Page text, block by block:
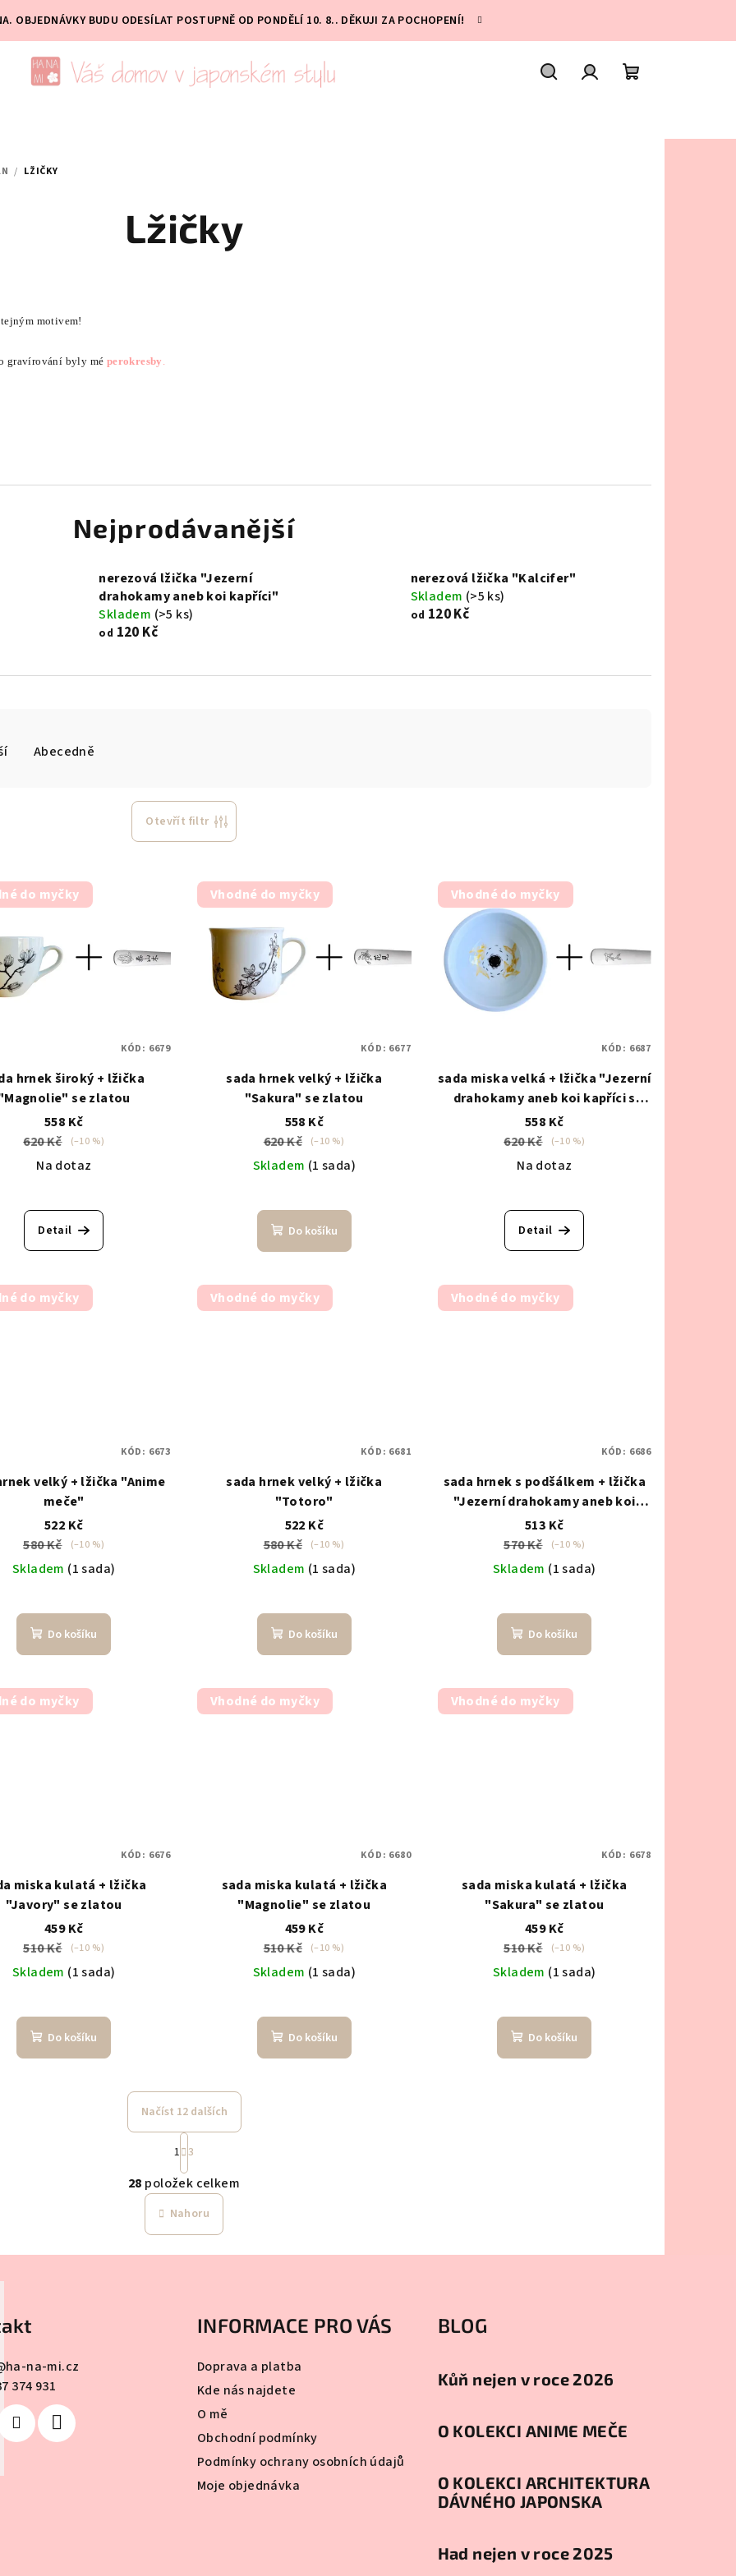
OBJEDNÁVKY BUDU ODESÍLAT POSTUPNĚ OD PONDĚLÍ 10. 8.. DĚKUJI ZA POCHOPENÍ!
košík
/ LŽIČKY
Lžičky
motivem!
gravírování byly mé perokresby .
Nejprodávanější
nerezová lžička "Jezerní
drahokamy aneb koi kapříci"
Skladem (>5 ks)
od 120 Kč
nerezová lžička "Kalcifer"
Skladem (>5 ks)
od 120 Kč
Abecedně
Otevřít filtr
do myčky
hrnek široký + lžička
se zlatou
558 Kč
620 Kč
(–10 %)
Na dotaz
Detail
KÓD: 6679
Vhodné do myčky
sada hrnek velký + lžička
"Sakura" se zlatou
558 Kč
620 Kč
(–10 %)
Skladem (1 sada)
Do košíku
KÓD: 6677
Vhodné do myčky
sada miska velká + lžička "Jezerní
drahokamy aneb koi kapříci s
měsícem"
558 Kč
620 Kč
(–10 %)
Na dotaz
Detail
KÓD: 6687
do myčky
velký + lžička "Anime
meče"
522 Kč
580 Kč
(–10 %)
Skladem (1 sada)
Do košíku
KÓD: 6673
Vhodné do myčky
sada hrnek velký + lžička
"Totoro"
522 Kč
580 Kč
(–10 %)
Skladem (1 sada)
Do košíku
KÓD: 6681
Vhodné do myčky
sada hrnek s podšálkem + lžička
"Jezerní drahokamy aneb koi
kapříci s měsícem"
513 Kč
570 Kč
(–10 %)
Skladem (1 sada)
Do košíku
KÓD: 6686
do myčky
miska kulatá + lžička
"Javory" se zlatou
459 Kč
510 Kč
(–10 %)
Skladem (1 sada)
Do košíku
KÓD: 6676
Vhodné do myčky
sada miska kulatá + lžička
"Magnolie" se zlatou
459 Kč
510 Kč
(–10 %)
Skladem (1 sada)
Do košíku
KÓD: 6680
Vhodné do myčky
sada miska kulatá + lžička
"Sakura" se zlatou
459 Kč
510 Kč
(–10 %)
Skladem (1 sada)
Do košíku
KÓD: 6678
O
v
l
á
Načíst 12 dalších
S
t
r
á
n
k
o
1 3
28 položek celkem
Nahoru
ha-na-mi.cz
374 931
INFORMACE PRO VÁS
Doprava a platba
Kde nás najdete
O mě
Obchodní podmínky
Podmínky ochrany osobních údajů
Moje objednávka
BLOG
Kůň nejen v roce 2026
O KOLEKCI ANIME MEČE
O KOLEKCI ARCHITEKTURA
DÁVNÉHO JAPONSKA
Had nejen v roce 2025